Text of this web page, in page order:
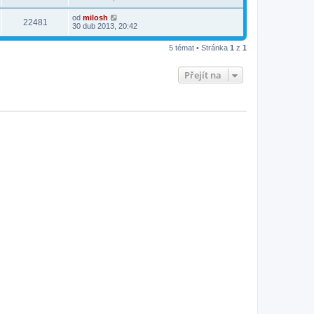
22481 od milosh
30 dub 2013, 20:42
5 témat • Stránka 1 z 1
Přejít na